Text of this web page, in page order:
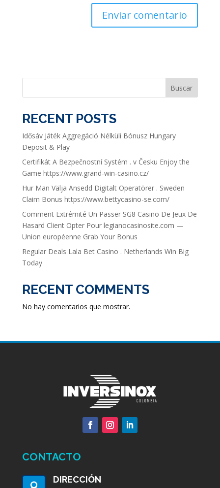
Buscar
RECENT POSTS
Idősáv Játék Aggregáció Nélküli Bónusz Hungary
Deposit & Play
Certifikát A Bezpečnostní Systém . v Česku Enjoy the
Game https://www.grand-win-casino.cz/
Hur Man Välja Ansedd Digitalt Operatörer . Sweden
Claim Bonus https://www.bettycasino-se.com/
Comment Extrémité Un Passer SG8 Casino De Jeux De
Hasard Client Opter Pour legianocasinosite.com —
Union européenne Grab Your Bonus
Regular Deals Lala Bet Casino . Netherlands Win Big
Today
RECENT COMMENTS
No hay comentarios que mostrar.
CONTACTO

DIRECCIÓN